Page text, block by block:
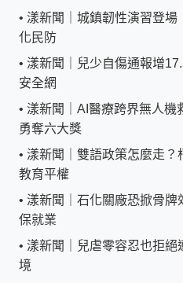
• 漾新聞｜城鎮韌性演習登
化民防
• 漾新聞｜兒少自傷通報增
安全網
• 漾新聞｜AI醫療跨界無人
勇奪六大獎
• 漾新聞｜雙語政策怎麼走
教育平權
• 漾新聞｜石化關廠恐掀骨
保就業
• 漾新聞｜兒虐零容忍也拒
境